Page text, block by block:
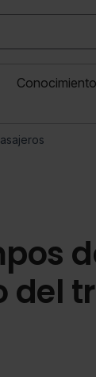
Conocimiento
del